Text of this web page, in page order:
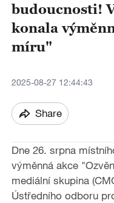
budoucnosti!
konala
míru"
2025-08-27 12:44:43
Share
Dne 26. srpna
výměnná akce
mediální skupina
Ústředního odboru